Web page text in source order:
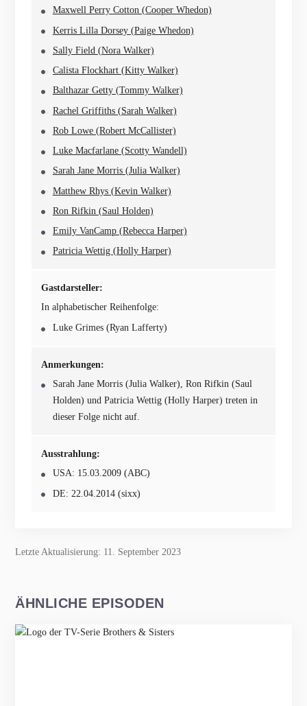
Maxwell Perry Cotton (Cooper Whedon)
Kerris Lilla Dorsey (Paige Whedon)
Sally Field (Nora Walker)
Calista Flockhart (Kitty Walker)
Balthazar Getty (Tommy Walker)
Rachel Griffiths (Sarah Walker)
Rob Lowe (Robert McCallister)
Luke Macfarlane (Scotty Wandell)
Sarah Jane Morris (Julia Walker)
Matthew Rhys (Kevin Walker)
Ron Rifkin (Saul Holden)
Emily VanCamp (Rebecca Harper)
Patricia Wettig (Holly Harper)
Gastdarsteller:
In alphabetischer Reihenfolge:
Luke Grimes (Ryan Lafferty)
Anmerkungen:
Sarah Jane Morris (Julia Walker), Ron Rifkin (Saul
Holden) und Patricia Wettig (Holly Harper) treten in
dieser Folge nicht auf.
Ausstrahlung:
USA: 15.03.2009 (ABC)
DE: 22.04.2014 (sixx)
Letzte Aktualisierung: 11. September 2023
ÄHNLICHE EPISODEN